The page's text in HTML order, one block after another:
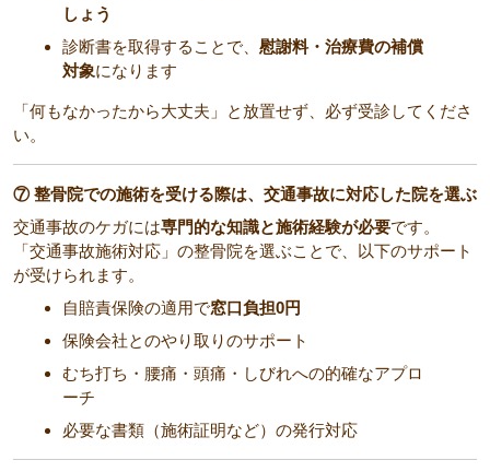
しょう
診断書を取得することで、 慰謝料・治療費の補償
対象になります
「何もなかったから大丈夫」と放置せず、必ず受診してくださ
い。
⑦ 整骨院での施術を受ける際は、交通事故に対応した院を選ぶ
交通事故のケガには専門的な知識と施術経験が必要です。
「交通事故施術対応」の整骨院を選ぶことで、以下のサポート
が受けられます。
自賠責保険の適用で窓口負担0円
保険会社とのやり取りのサポート
むち打ち・腰痛・頭痛・しびれへの的確なアプロ
ーチ
必要な書類（施術証明など）の発行対応